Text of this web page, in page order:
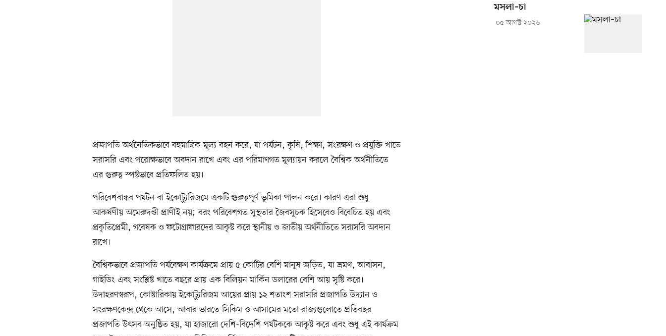
প্রজাপতি অর্থনৈতিকভাবে বহুমাত্রিক মূল্য বহন করে, যা পর্যটন, কৃষি, শিক্ষা, সংরক্ষণ ও প্রযুক্তি খাতে
সরাসরি এবং পরোক্ষভাবে অবদান রাখে এবং এর পরিমাণগত মূল্যায়ন করলে বৈশ্বিক অর্থনীতিতে
এর গুরুত্ব স্পষ্টভাবে প্রতিফলিত হয়।
পরিবেশবান্ধব পর্যটন বা ইকোট্যুরিজমে একটি গুরুত্বপূর্ণ ভূমিকা পালন করে। কারণ এরা শুধু
আকর্ষণীয় অমেরুদণ্ডী প্রাণীই নয়; বরং পরিবেশগত সুস্থতার জৈবসূচক হিসেবেও বিবেচিত হয় এবং
প্রকৃতিপ্রেমী, গবেষক ও ফটোগ্রাফারদের আকৃষ্ট করে স্থানীয় ও জাতীয় অর্থনীতিতে সরাসরি অবদান
রাখে।
বৈশ্বিকভাবে প্রজাপতি পর্যবেক্ষণ কার্যক্রমে প্রায় ৫ কোটির বেশি মানুষ জড়িত, যা ভ্রমণ, আবাসন,
গাইডিং এবং সংশ্লিষ্ট খাতে বছরে প্রায় এক বিলিয়ন মার্কিন ডলারের বেশি আয় সৃষ্টি করে।
উদাহরণস্বরূপ, কোস্টারিকায় ইকোট্যুরিজম আয়ের প্রায় ১২ শতাংশ সরাসরি প্রজাপতি উদ্যান ও
সংরক্ষণকেন্দ্র থেকে আসে, আবার ভারতে সিকিম ও আসামের মতো রাজ্যগুলোতে প্রতিবছর
প্রজাপতি উৎসব অনুষ্ঠিত হয়, যা হাজারো দেশি-বিদেশি পর্যটককে আকৃষ্ট করে এবং শুধু এই কার্যক্রম
মসলা–চা
০৫ আগস্ট ২০২৬